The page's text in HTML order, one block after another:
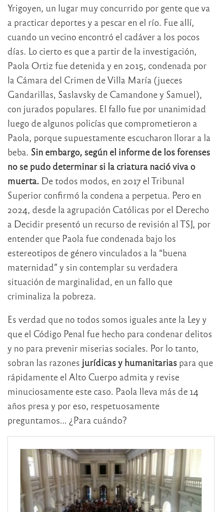
Yrigoyen, un lugar muy concurrido por gente que va
a practicar deportes y a pescar en el río. Fue allí,
cuando un vecino encontró el cadáver a los pocos
días. Lo cierto es que a partir de la investigación,
Paola Ortiz fue detenida y en 2015, condenada por
la Cámara del Crimen de Villa María (jueces
Gandarillas, Saslavsky de Camandone y Samuel),
con jurados populares. El fallo fue por unanimidad
luego de algunos policías que comprometieron a
Paola, porque supuestamente escucharon llorar a la
beba. Sin embargo, según el informe de los forenses
no se pudo determinar si la criatura nació viva o
muerta. De todos modos, en 2017 el Tribunal
Superior confirmó la condena a perpetua. Pero en
2024, desde la agrupación Católicas por el Derecho
a Decidir presentó un recurso de revisión al TSJ, por
entender que Paola fue condenada bajo los
estereotipos de género vinculados a la “buena
maternidad” y sin contemplar su verdadera
situación de marginalidad, en un fallo que
criminaliza la pobreza.
Es verdad que no todos somos iguales ante la Ley y
que el Código Penal fue hecho para condenar delitos
y no para prevenir miserias sociales. Por lo tanto,
sobran las razones jurídicas y humanitarias para que
rápidamente el Alto Cuerpo admita y revise
minuciosamente este caso. Paola lleva más de 14
años presa y por eso, respetuosamente
preguntamos… ¿Para cuándo?